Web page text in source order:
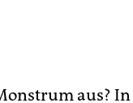
aus?